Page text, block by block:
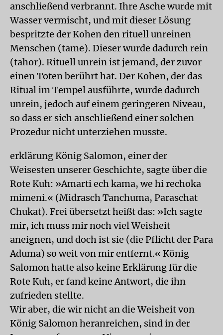
anschließend verbrannt. Ihre Asche wurde mit
Wasser vermischt, und mit dieser Lösung
bespritzte der Kohen den rituell unreinen
Menschen (tame). Dieser wurde dadurch rein
(tahor). Rituell unrein ist jemand, der zuvor
einen Toten berührt hat. Der Kohen, der das
Ritual im Tempel ausführte, wurde dadurch
unrein, jedoch auf einem geringeren Niveau,
so dass er sich anschließend einer solchen
Prozedur nicht unterziehen musste.
erklärung König Salomon, einer der
Weisesten unserer Geschichte, sagte über die
Rote Kuh: »Amarti ech kama, we hi rechoka
mimeni.« (Midrasch Tanchuma, Paraschat
Chukat). Frei übersetzt heißt das: »Ich sagte
mir, ich muss mir noch viel Weisheit
aneignen, und doch ist sie (die Pflicht der Para
Aduma) so weit von mir entfernt.« König
Salomon hatte also keine Erklärung für die
Rote Kuh, er fand keine Antwort, die ihn
zufrieden stellte.
Wir aber, die wir nicht an die Weisheit von
König Salomon heranreichen, sind in der